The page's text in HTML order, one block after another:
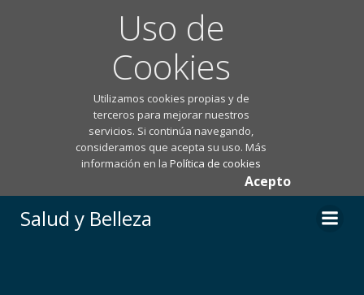
Uso de
Cookies
Utilizamos cookies propias y de
terceros para mejorar nuestros
servicios. Si continúa navegando,
consideramos que acepta su uso. Más
información en laPolítica de cookies
Acepto
Salud y Belleza